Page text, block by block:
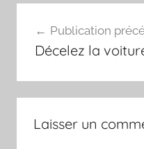
de
Publication
Décelez la
Laisser un